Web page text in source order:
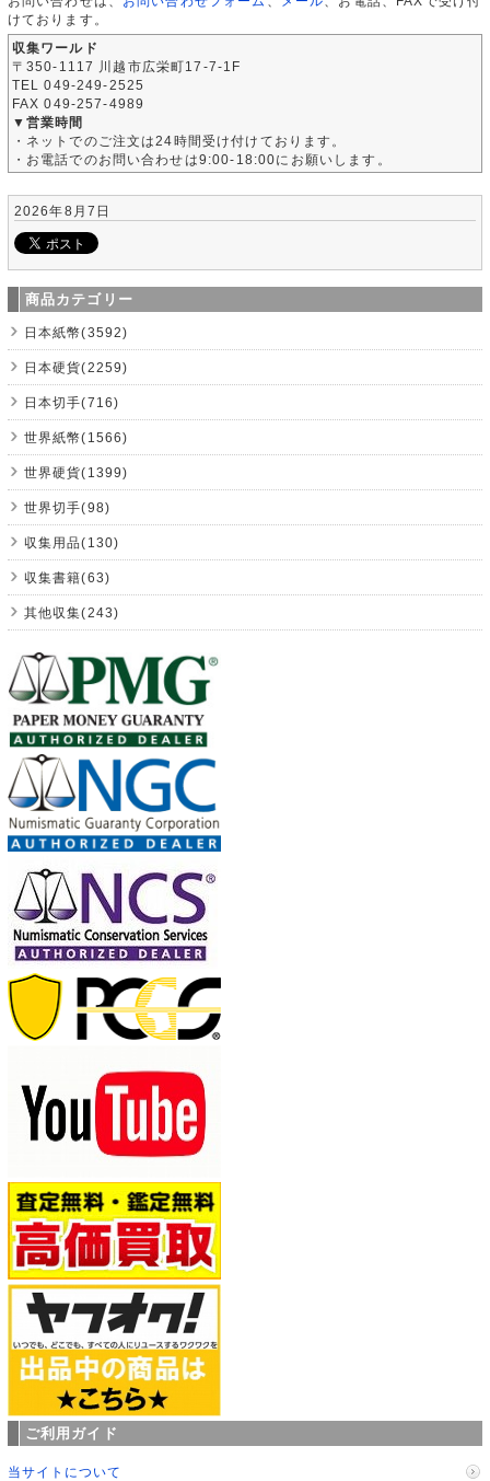
けております。
収集ワールド
〒350-1117 川越市広栄町17-7-1F
TEL 049-249-2525
FAX 049-257-4989
▼営業時間
・ネットでのご注文は24時間受け付けております。
・お電話でのお問い合わせは9:00-18:00にお願いします。
2026年8月7日
商品カテゴリー
日本紙幣(3592)
日本硬貨(2259)
日本切手(716)
世界紙幣(1566)
世界硬貨(1399)
世界切手(98)
収集用品(130)
収集書籍(63)
其他収集(243)
ご利用ガイド
当サイトについて